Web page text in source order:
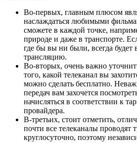
Во-первых, главным плюсом
наслаждаться любимыми
сможете в каждой точке,
природе и даже в транспорте.
где бы вы ни были, всегда будет
трансляцию.
Во-вторых, очень важно
того, какой телеканал вы
можно сделать бесплатно.
передач вам захочется
начисляться в соответствии к
провайдера.
В-третьих, стоит отметить,
почти все телеканалы проводят
круглосуточно, поэтому